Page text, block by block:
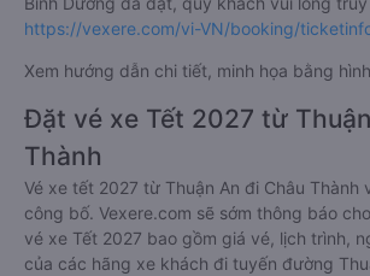
https://vexere.com/vi-VN/booking/
Xem hướng dẫn chi tiết, minh họa bằng
Đặt vé xe Tết 2027 từ
Thành
Vé xe tết 2027 từ Thuận An đi Châu Thành
công bố. Vexere.com sẽ sớm thông báo
vé xe Tết 2027 bao gồm giá vé, lịch trình,
của các hãng xe khách đi tuyến đường